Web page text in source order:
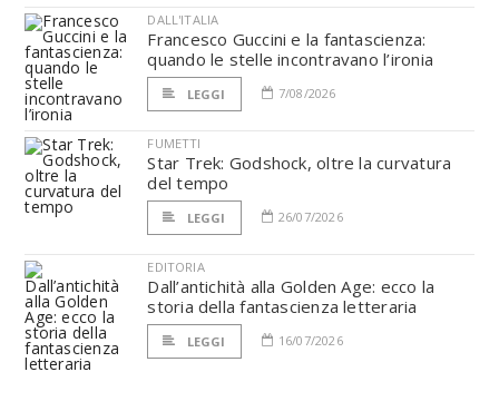
DALL'ITALIA
Francesco Guccini e la fantascienza:
quando le stelle incontravano l’ironia
LEGGI 7/08/2026
FUMETTI
Star Trek: Godshock, oltre la curvatura
del tempo
LEGGI 26/07/2026
EDITORIA
Dall’antichità alla Golden Age: ecco la
storia della fantascienza letteraria
LEGGI 16/07/2026